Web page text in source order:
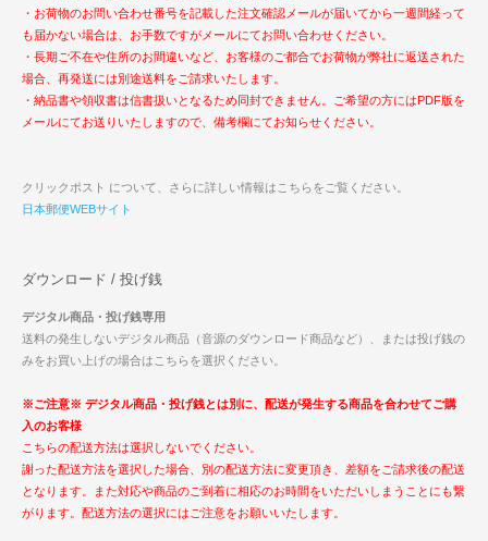
・お荷物のお問い合わせ番号を記載した注文確認メールが届いてから一週間経って
も届かない場合は、お手数ですがメールにてお問い合わせください。
・長期ご不在や住所のお間違いなど、お客様のご都合でお荷物が弊社に返送された
場合、再発送には別途送料をご請求いたします。
・納品書や領収書は信書扱いとなるため同封できません。ご希望の方にはPDF版を
メールにてお送りいたしますので、備考欄にてお知らせください。
クリックポスト について、さらに詳しい情報はこちらをご覧ください。
日本郵便WEBサイト
ダウンロード / 投げ銭
デジタル商品・投げ銭専用
送料の発生しないデジタル商品（音源のダウンロード商品など）、または投げ銭の
みをお買い上げの場合はこちらを選択ください。
※ご注意※ デジタル商品・投げ銭とは別に、配送が発生する商品を合わせてご購
入のお客様
こちらの配送方法は選択しないでください。
謝った配送方法を選択した場合、別の配送方法に変更頂き、差額をご請求後の配送
となります。また対応や商品のご到着に相応のお時間をいただいしまうことにも繋
がります。配送方法の選択にはご注意をお願いいたします。